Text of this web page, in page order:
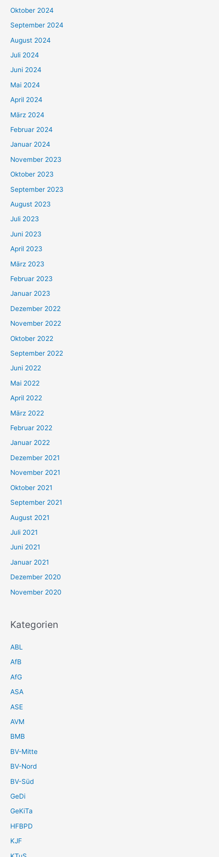
Oktober 2024
September 2024
August 2024
Juli 2024
Juni 2024
Mai 2024
April 2024
März 2024
Februar 2024
Januar 2024
November 2023
Oktober 2023
September 2023
August 2023
Juli 2023
Juni 2023
April 2023
März 2023
Februar 2023
Januar 2023
Dezember 2022
November 2022
Oktober 2022
September 2022
Juni 2022
Mai 2022
April 2022
März 2022
Februar 2022
Januar 2022
Dezember 2021
November 2021
Oktober 2021
September 2021
August 2021
Juli 2021
Juni 2021
Januar 2021
Dezember 2020
November 2020
Kategorien
ABL
AfB
AfG
ASA
ASE
AVM
BMB
BV-Mitte
BV-Nord
BV-Süd
GeDi
GeKiTa
HFBPD
KJF